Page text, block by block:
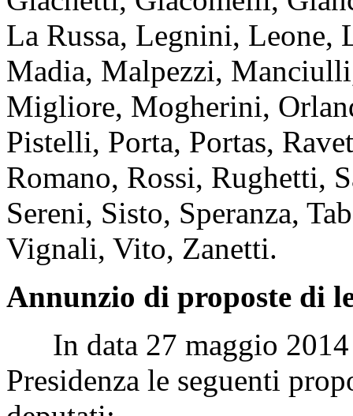
La Russa, Legnini,
Madia, Malpezzi,
Migliore, Mogherini,
Pistelli, Porta, Portas,
Romano, Rossi, Rughetti,
Sereni, Sisto, Speranza,
Vignali, Vito, Zanetti.
Annunzio di proposte di
In data 27 maggio 2014
Presidenza le seguenti